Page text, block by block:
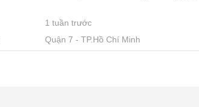
1 tuần trước
Quận 7 TP.Hồ Chí Minh